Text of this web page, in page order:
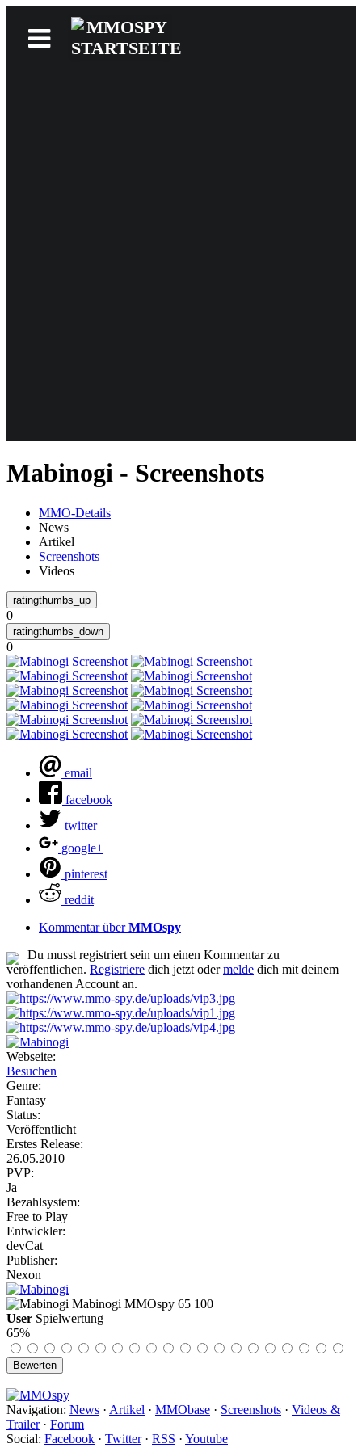
Mabinogi - Screenshots
MMO-Details
News
Artikel
Screenshots
Videos
0
0
email
facebook
twitter
google+
pinterest
reddit
Kommentar überMMOspy
Du musst registriert sein um einen Kommentar zu
veröffentlichen. Registriere dich jetzt odermelde dich mit deinem
vorhandenen Account an.
Webseite:
Besuchen
Genre:
Fantasy
Status:
Veröffentlicht
Erstes Release:
26.05.2010
PVP:
Ja
Bezahlsystem:
Free to Play
Entwickler:
devCat
Publisher:
Nexon
Mabinogi MMOspy 65 100
User Spielwertung
65%
Navigation: News · Artikel · MMObase · Screenshots · Videos &
Trailer· Forum
Social: Facebook · Twitter· RSS · Youtube